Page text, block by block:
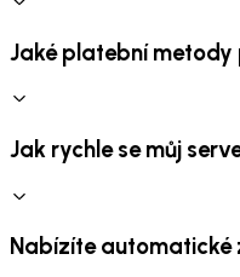
Jaké platební metody
Jak rychle se můj
Nabízíte automatické